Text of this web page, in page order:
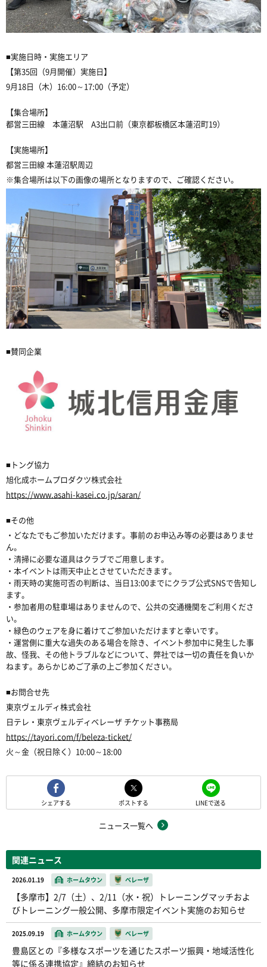
■実施日時・実施エリア
【第35回（9月開催）実施日】
9月18日（木）16:00～17:00（予定）
【集合場所】
都営三田線 本蓮沼駅 A3出口前（東京都板橋区本蓮沼町19）
【実施場所】
都営三田線 本蓮沼駅周辺
※集合場所は以下の画像の場所となりますので、ご確認ください。
■賛同企業
■トング協力
旭化成ホームプロダクツ株式会社
https://www.asahi-kasei.co.jp/saran/
■その他
・どなたでもご参加いただけます。事前のお申込み等の必要はありませ
ん。
・清掃に必要な道具はクラブでご用意します。
・本イベントは雨天中止とさせていただきます。
・雨天時の実施可否の判断は、当日13:00までにクラブ公式SNSで告知し
ます。
・参加者用の駐車場はありませんので、公共の交通機関をご利用くださ
い。
・緑色のウェアを身に着けてご参加いただけますと幸いです。
・運営側に重大な過失のある場合を除き、イベント参加中に発生した事
故、怪我、その他トラブルなどについて、弊社では一切の責任を負いか
ねます。あらかじめご了承の上ご参加ください。
■お問合せ先
東京ヴェルディ株式会社
日テレ・東京ヴェルディベレーザ チケット事務局
https://tayori.com/f/beleza-ticket/
火～金（祝日除く）10:00～18:00
シェアする ポストする LINEで送る
ニュース一覧へ
関連ニュース
2026.01.19 ホームタウン ベレーザ
【多摩市】2/7（土）、2/11（水・祝）トレーニングマッチおよ
びトレーニング一般公開、多摩市限定イベント実施のお知らせ
2025.09.19 ホームタウン ベレーザ
豊島区との『多様なスポーツを通じたスポーツ振興・地域活性化
等に係る連携協定』締結のお知らせ